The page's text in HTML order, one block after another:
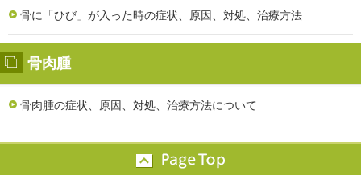
骨に「ひび」が入った時の症状、原因、対処、治療方法
骨肉腫
骨肉腫の症状、原因、対処、治療方法について